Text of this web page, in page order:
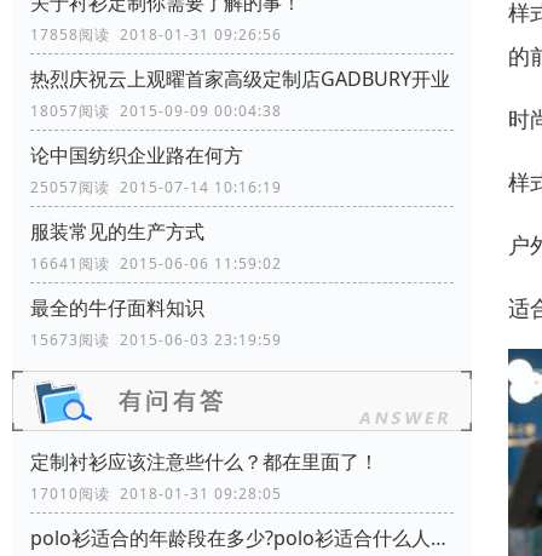
17858阅读 2018-01-31 09:26:56
热烈庆祝云上观曜首家高级定制店GADBURY开业
18057阅读 2015-09-09 00:04:38
论中国纺织企业路在何方
25057阅读 2015-07-14 10:16:19
服装常见的生产方式
16641阅读 2015-06-06 11:59:02
最全的牛仔面料知识
15673阅读 2015-06-03 23:19:59
定制衬衫应该注意些什么？都在里面了！
17010阅读 2018-01-31 09:28:05
polo衫适合的年龄段在多少?polo衫适合什么人穿？
样
的
时
样
户
适